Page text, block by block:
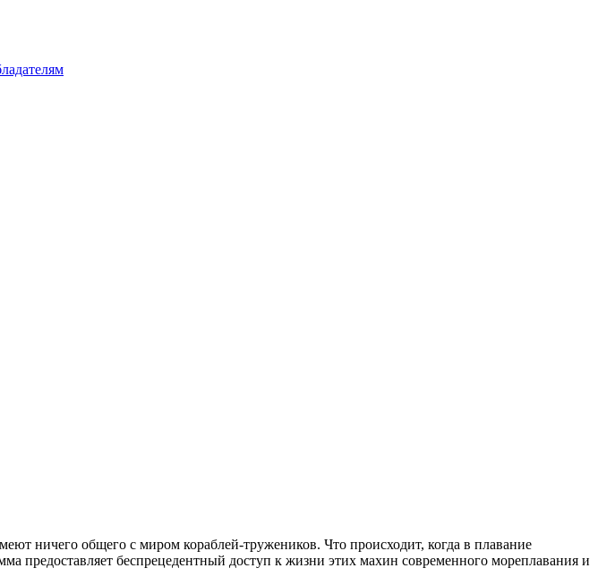
ничего общего с миром кораблей-тружеников. Что происходит, когда в плавание
предоставляет беспрецедентный доступ к жизни этих махин современного мореплавания и